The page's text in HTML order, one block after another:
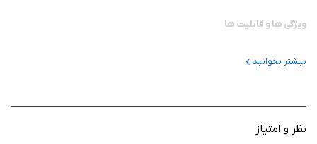
ویژگی‌ ها و قابلیت‌ ها
تحلیل پیشرفت: این اپلیکیشن با تجزیه و تحلیل داده‌های ثبت‌شده،
گزارشی جامع از پیشرفت کاربر ارائه می‌دهد. کاربران می‌توانند تغییرات در
بیشتر بخوانید
نظر و امتیاز